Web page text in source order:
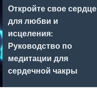
Откройте свое сердце
для любви и
исцеления:
Руководство по
медитации для
сердечной чакры